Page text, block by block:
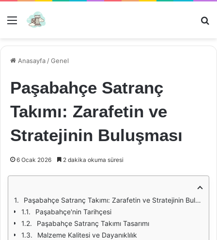
Menü
Anasayfa /Genel
Paşabahçe Satranç
Takımı: Zarafetin ve
Stratejinin Buluşması
6 Ocak 2026 2 dakika okuma süresi
Paşabahçe Satranç Takımı: Zarafetin ve Stratejinin Buluşması
Paşabahçe'nin Tarihçesi
Paşabahçe Satranç Takımı Tasarımı
Malzeme Kalitesi ve Dayanıklılık